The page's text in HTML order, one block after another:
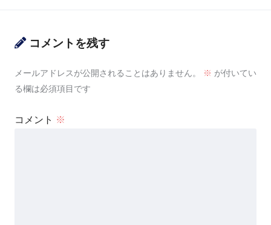
コメントを残す
メールアドレスが公開されることはありません。 ※ が付いてい
る欄は必須項目です
コメント ※